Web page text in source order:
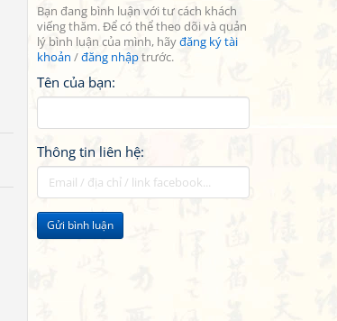
Bạn đang bình luận với tư cách khách
viếng thăm. Để có thể theo dõi và quản
lý bình luận của mình, hãyđăng ký tài
khoản /đăng nhậptrước.
Tên của bạn:
Thông tin liên hệ:
Gửi bình luận